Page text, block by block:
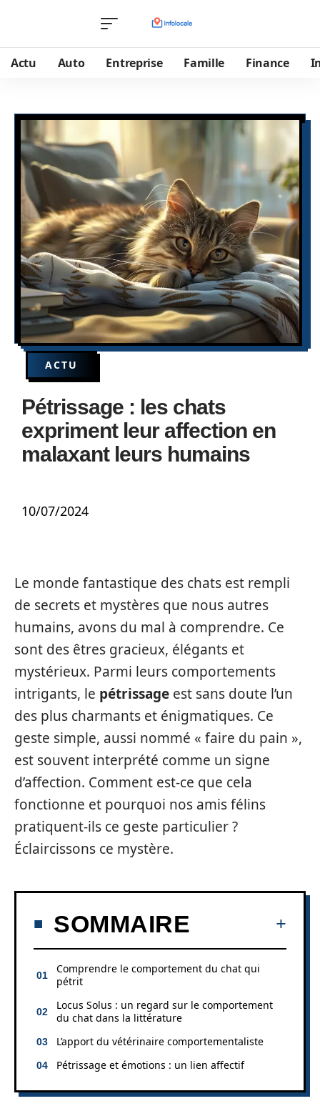
Actu Auto Entreprise Famille Finance
ACTU
Pétrissage : les chats
expriment leur affection en
malaxant leurs humains
10/07/2024
Le monde fantastique des chats est rempli
de secrets et mystères que nous autres
humains, avons du mal à comprendre. Ce
sont des êtres gracieux, élégants et
mystérieux. Parmi leurs comportements
intrigants, le pétrissage est sans doute l’un
des plus charmants et énigmatiques. Ce
geste simple, aussi nommé « faire du pain »,
est souvent interprété comme un signe
d’affection. Comment est-ce que cela
fonctionne et pourquoi nos amis félins
pratiquent-ils ce geste particulier ?
Éclaircissons ce mystère.
SOMMAIRE
Comprendre le comportement du chat qui
pétrit
Locus Solus : un regard sur le comportement
du chat dans la littérature
L’apport du vétérinaire comportementaliste
Pétrissage et émotions : un lien affectif